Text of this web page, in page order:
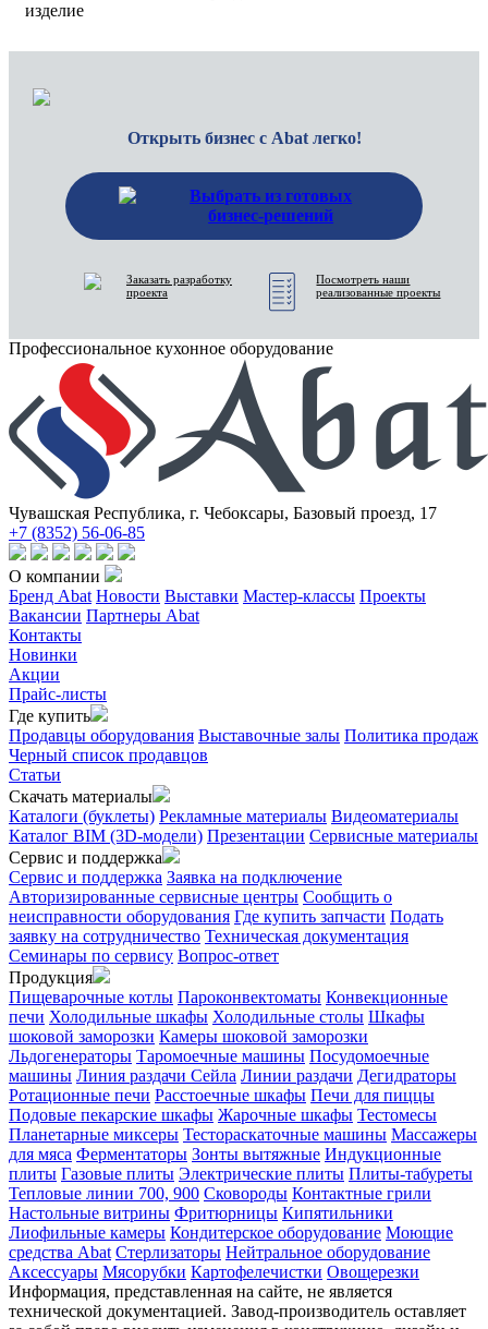
изделие
Открыть бизнес с Abat легко!
Выбрать из готовых
бизнес-решений
Заказать разработку
проекта
Посмотреть наши
реализованные проекты
Профессиональное кухонное оборудование
Чувашская Республика, г. Чебоксары, Базовый проезд, 17
+7 (8352) 56-06-85
О компании
Бренд Abat Новости Выставки Мастер-классы Проекты
Вакансии Партнеры Abat
Контакты
Новинки
Акции
Прайс-листы
Где купить
Продавцы оборудования Выставочные залы Политика продаж
Черный список продавцов
Статьи
Скачать материалы
Каталоги (буклеты) Рекламные материалы Видеоматериалы
Каталог BIM (3D-модели) Презентации Сервисные материалы
Сервис и поддержка
Сервис и поддержка Заявка на подключение
Авторизированные сервисные центры Сообщить о
неисправности оборудования Где купить запчасти Подать
заявку на сотрудничество Техническая документация
Семинары по сервису Вопрос-ответ
Продукция
Пищеварочные котлы Пароконвектоматы Конвекционные
печи Холодильные шкафы Холодильные столы Шкафы
шоковой заморозки Камеры шоковой заморозки
Льдогенераторы Таромоечные машины Посудомоечные
машины Линия раздачи Сейла Линии раздачи Дегидраторы
Ротационные печи Расстоечные шкафы Печи для пиццы
Подовые пекарские шкафы Жарочные шкафы Тестомесы
Планетарные миксеры Тестораскаточные машины Массажеры
для мяса Ферментаторы Зонты вытяжные Индукционные
плиты Газовые плиты Электрические плиты Плиты-табуреты
Тепловые линии 700, 900 Сковороды Контактные грили
Настольные витрины Фритюрницы Кипятильники
Лиофильные камеры Кондитерское оборудование Моющие
средства Abat Стерлизаторы Нейтральное оборудование
Аксессуары Мясорубки Картофелечистки Овощерезки
Информация, представленная на сайте, не является
технической документацией. Завод-производитель оставляет